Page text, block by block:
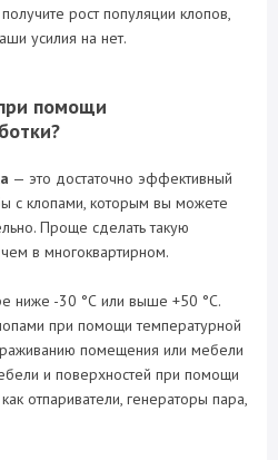
рост популяции клопов,
усилия на нет.
помощи
— это достаточно эффективный
с клопами, которым вы можете
Проще сделать такую
в многоквартирном.
ниже -30 °С или выше +50 °С.
при помощи температурной
помещения или мебели
и поверхностей при помощи
отпариватели, генераторы пара,